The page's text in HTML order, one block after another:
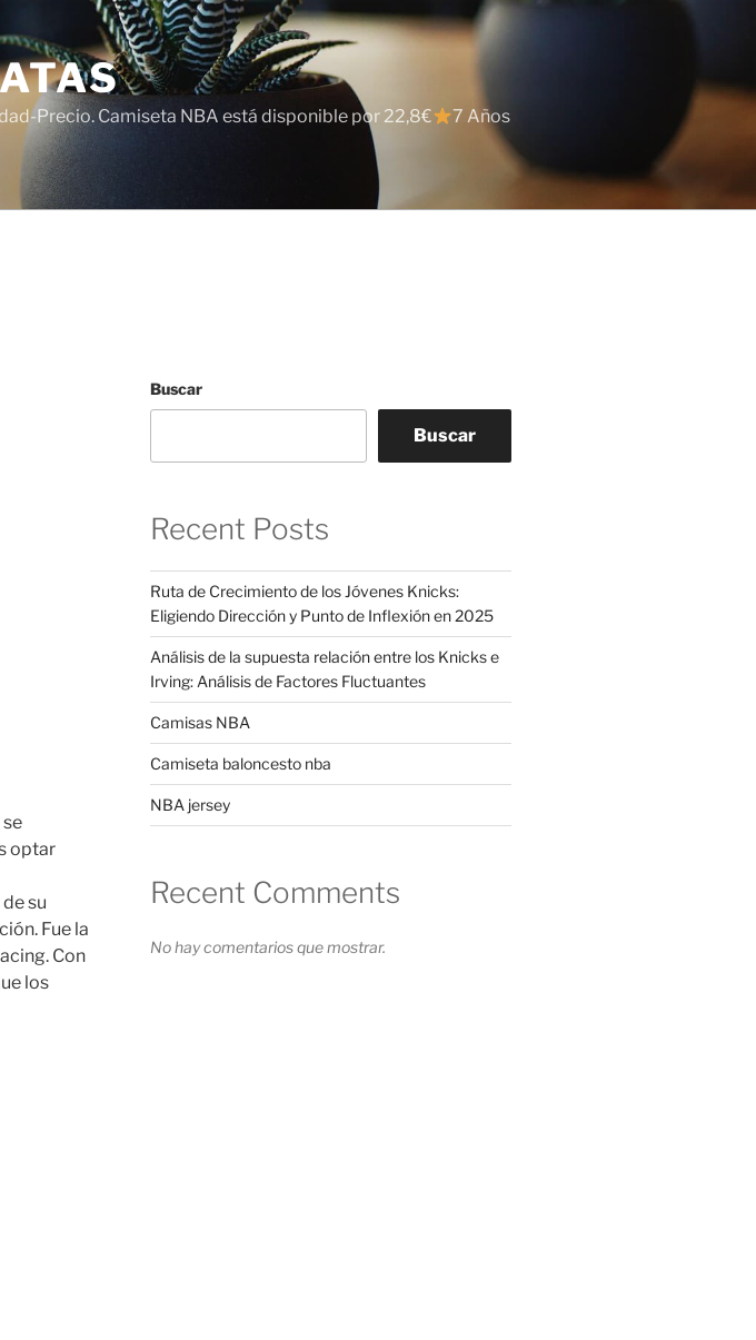
Precio. Camiseta NBA está disponible por 22,8€
7 Años
optar
su
Fue la
Con
los
Buscar
Buscar
Recent Posts
Ruta de Crecimiento de los Jóvenes Knicks:
Eligiendo Dirección y Punto de Inflexión en 2025
Análisis de la supuesta relación entre los Knicks e
Irving: Análisis de Factores Fluctuantes
Camisas NBA
Camiseta baloncesto nba
NBA jersey
Recent Comments
No hay comentarios que mostrar.